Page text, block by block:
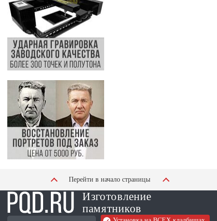
Перейти в начало страницы
Изготовление
памятников